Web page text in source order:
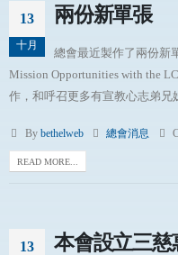
13
十月
兩份新單張
總會最近製作了兩份新
Mission Opportunities with the
作，和呼召更多有宣教心志弟兄
By bethelweb 總會消息
READ MORE...
13 本會設立三慈